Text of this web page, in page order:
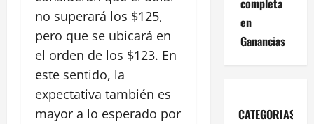
no superará los $125,
pero que se ubicará en
el orden de los $123. En
este sentido, la
expectativa también es
mayor a lo esperado por
en
Ganancias
CATEGORIAS